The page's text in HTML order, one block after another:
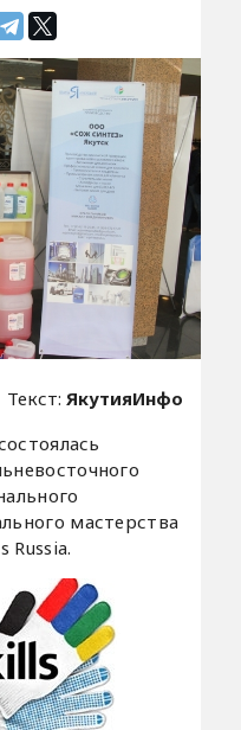
Текст:ЯкутияИнфо
мастерства
Russia.